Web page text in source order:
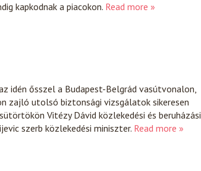
kapkodnak a piacokon. Read more »
idén ősszel a Budapest-Belgrád vasútvonalon,
zajló utolsó biztonsági vizsgálatok sikeresen
Vitézy Dávid közlekedési és beruházási
szerb közlekedési miniszter. Read more »